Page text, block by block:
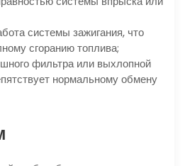
системы зажигания, что
сгоранию топлива;
фильтра или выхлопной
нормальному обмену